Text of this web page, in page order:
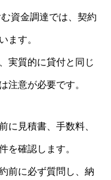
資金調達では、契約
ます。
実質的に貸付と同じ
注意が必要です。
に見積書、手数料、
を確認します。
前に必ず質問し、納